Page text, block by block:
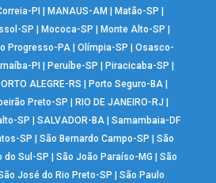
PI MANAUS-AM Matão-SP
SP Mococa-SP Monte Alto-SP
Progresso-PA |Olímpia-SP |Osasco-
PI Peruíbe-SP Piracicaba-SP
ALEGRE-RS Porto Seguro-BA
Preto-SP RIO DE JANEIRO-RJ
SP SALVADOR-BA| Samambaia-DF
SP |São Bernardo Campo-SP |São
do Sul-SP |São João Paraíso-MG |São
José do Rio Preto-SP |São Paulo